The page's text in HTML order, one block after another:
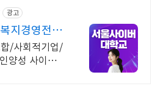
광고
지경영전공
입생
/사회적기업/
양성 사이버